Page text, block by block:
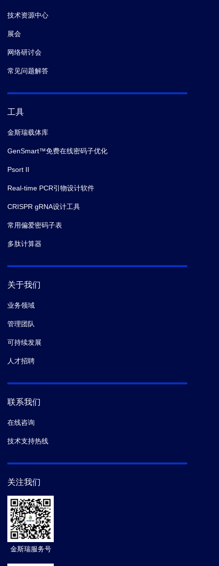
技术资源中心
展会
网络研讨会
常见问题解答
工具
金斯瑞载体库
GenSmart™免费在线密码子优化
Psort II
Real-time PCR引物设计软件
CRISPR gRNA设计工具
常用偏爱密码子表
多肽计算器
关于我们
业务领域
管理团队
可持续发展
人才招聘
联系我们
在线咨询
技术支持热线
关注我们
金斯瑞服务号